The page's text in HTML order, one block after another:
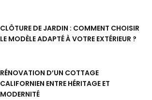
CLÔTURE DE JARDIN : COMMENT CHOISIR
LE MODÈLE ADAPTÉ À VOTRE EXTÉRIEUR ?
RÉNOVATION D’UN COTTAGE
CALIFORNIEN ENTRE HÉRITAGE ET
MODERNITÉ